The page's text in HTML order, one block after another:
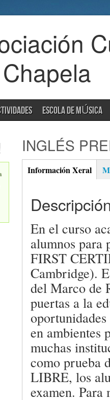
ESCOLA DE MÚSICA
INGLÉS
Información Xeral
tab)
En el curso
alumnos para
FIRST
Cambridge).
del Marco de
puertas a la
en ambientes
muchas
como prueba
LIBRE, los
examen.